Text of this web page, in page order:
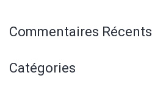
Commentaires Récents
Catégories